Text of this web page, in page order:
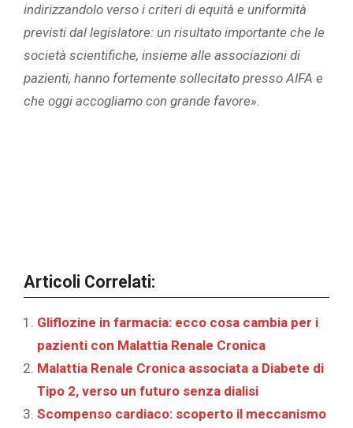
indirizzandolo verso i criteri di equità e uniformità
previsti dal legislatore: un risultato importante che le
società scientifiche, insieme alle associazioni di
pazienti, hanno fortemente sollecitato presso AIFA e
che oggi accogliamo con grande favore».
Articoli Correlati:
Gliflozine in farmacia: ecco cosa cambia per i
pazienti con Malattia Renale Cronica
Malattia Renale Cronica associata a Diabete di
Tipo 2, verso un futuro senza dialisi
Scompenso cardiaco: scoperto il meccanismo